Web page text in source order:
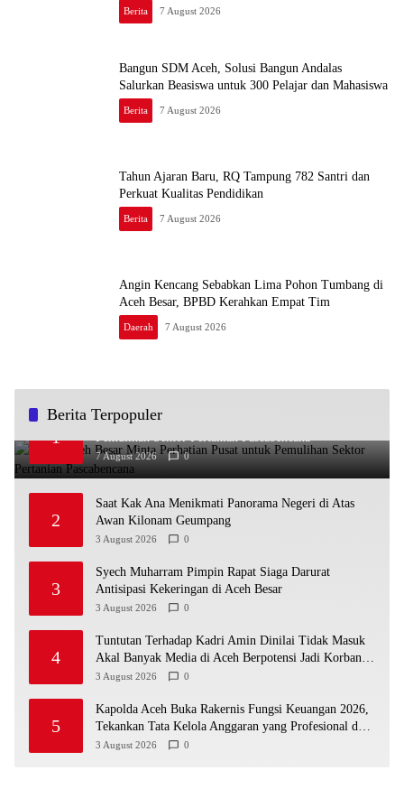
Berita 7 August 2026
Bangun SDM Aceh, Solusi Bangun Andalas
Salurkan Beasiswa untuk 300 Pelajar dan Mahasiswa
Berita 7 August 2026
Tahun Ajaran Baru, RQ Tampung 782 Santri dan
Perkuat Kualitas Pendidikan
Berita 7 August 2026
Angin Kencang Sebabkan Lima Pohon Tumbang di
Aceh Besar, BPBD Kerahkan Empat Tim
Daerah 7 August 2026
Berita Terpopuler
1
Bupati Aceh Besar Minta Perhatian Pusat untuk
Pemulihan Sektor Pertanian Pascabencana
7 August 2026 0
2
Saat Kak Ana Menikmati Panorama Negeri di Atas
Awan Kilonam Geumpang
3 August 2026 0
3
Syech Muharram Pimpin Rapat Siaga Darurat
Antisipasi Kekeringan di Aceh Besar
3 August 2026 0
4
Tuntutan Terhadap Kadri Amin Dinilai Tidak Masuk
Akal Banyak Media di Aceh Berpotensi Jadi Korban
Selanjutnya
3 August 2026 0
5
Kapolda Aceh Buka Rakernis Fungsi Keuangan 2026,
Tekankan Tata Kelola Anggaran yang Profesional dan
Akuntabel
3 August 2026 0